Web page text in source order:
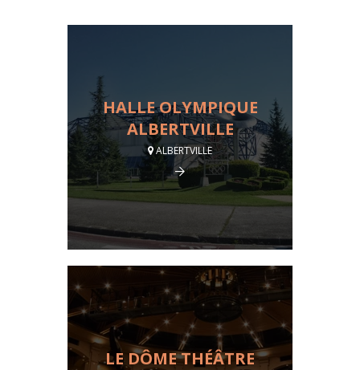
HALLE OLYMPIQUE
ALBERTVILLE
ALBERTVILLE
LE DÔME THÉÂTRE